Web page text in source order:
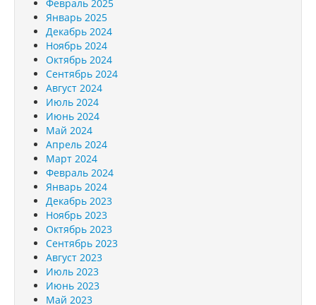
Февраль 2025
Январь 2025
Декабрь 2024
Ноябрь 2024
Октябрь 2024
Сентябрь 2024
Август 2024
Июль 2024
Июнь 2024
Май 2024
Апрель 2024
Март 2024
Февраль 2024
Январь 2024
Декабрь 2023
Ноябрь 2023
Октябрь 2023
Сентябрь 2023
Август 2023
Июль 2023
Июнь 2023
Май 2023